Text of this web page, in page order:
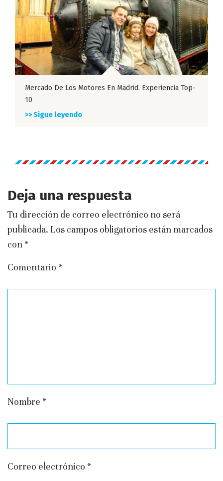
Mercado De Los Motores En Madrid. Experiencia Top-
10
>> Sigue leyendo
Deja una respuesta
Tu dirección de correo electrónico no será
publicada. Los campos obligatorios están marcados
con *
Comentario *
Nombre *
Correo electrónico *